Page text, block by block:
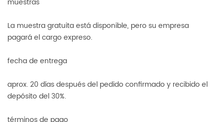
La muestra gratuita está disponible, pero su empresa
pagará el cargo expreso.
fecha de entrega
aprox. 20 días después del pedido confirmado y recibido el
depósito del 30%.
términos de pago